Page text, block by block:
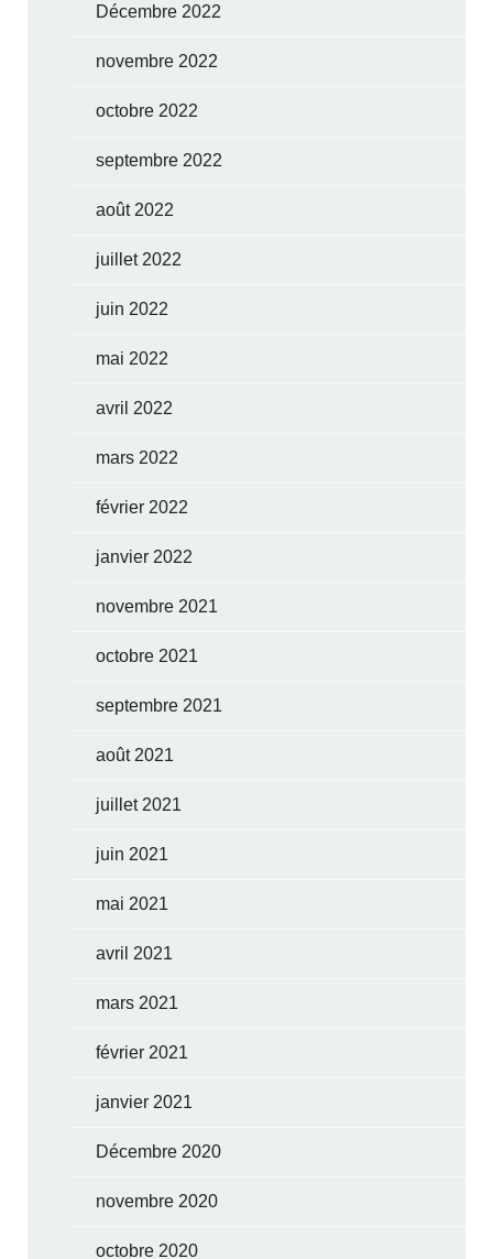
Décembre 2022
novembre 2022
octobre 2022
septembre 2022
août 2022
juillet 2022
juin 2022
mai 2022
avril 2022
mars 2022
février 2022
janvier 2022
novembre 2021
octobre 2021
septembre 2021
août 2021
juillet 2021
juin 2021
mai 2021
avril 2021
mars 2021
février 2021
janvier 2021
Décembre 2020
novembre 2020
octobre 2020